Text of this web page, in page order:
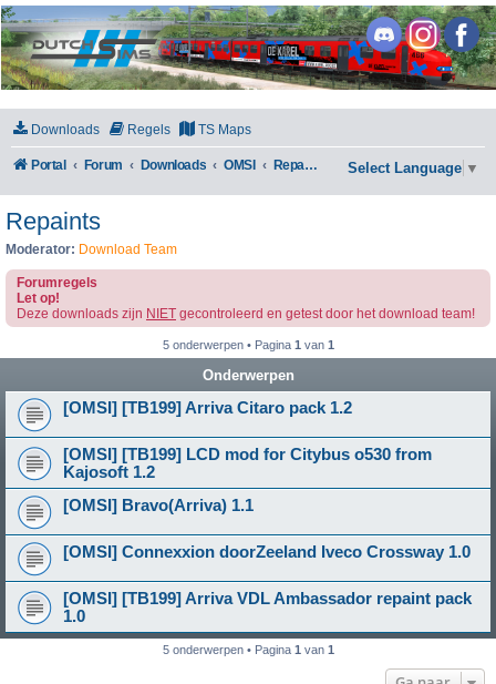
DutchSims
Downloads Regels TS Maps
Portal Forum Downloads OMSI Repaints Select Language ▼
Repaints
Moderator: Download Team
Forumregels
Let op!
Deze downloads zijn NIET gecontroleerd en getest door het download team!
5 onderwerpen • Pagina 1 van 1
Onderwerpen
[OMSI] [TB199] Arriva Citaro pack 1.2
[OMSI] [TB199] LCD mod for Citybus o530 from
Kajosoft 1.2
[OMSI] Bravo(Arriva) 1.1
[OMSI] Connexxion doorZeeland Iveco Crossway 1.0
[OMSI] [TB199] Arriva VDL Ambassador repaint pack
1.0
5 onderwerpen • Pagina 1 van 1